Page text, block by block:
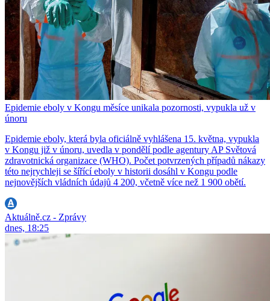
Epidemie eboly v Kongu měsíce unikala pozornosti, vypukla už v
únoru
Epidemie eboly, která byla oficiálně vyhlášena 15. května, vypukla
v Kongu již v únoru, uvedla v pondělí podle agentury AP Světová
zdravotnická organizace (WHO). Počet potvrzených případů nákazy
této nejrychleji se šířící eboly v historii dosáhl v Kongu podle
nejnovějších vládních údajů 4 200, včetně více než 1 900 obětí.
Aktuálně.cz - Zprávy
dnes, 18:25